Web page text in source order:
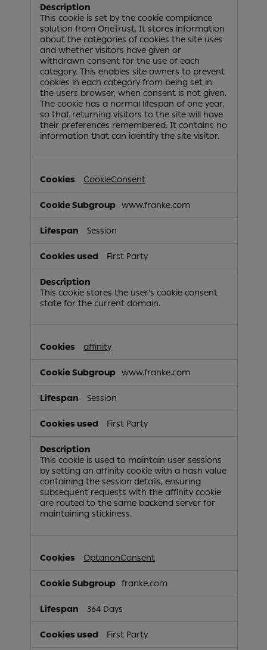
This cookie is set by the cookie compliance
solution from OneTrust. It stores information
about the categories of cookies the site uses
and whether visitors have given or
withdrawn consent for the use of each
category. This enables site owners to prevent
cookies in each category from being set in
the users browser, when consent is not given.
The cookie has a normal lifespan of one year,
so that returning visitors to the site will have
their preferences remembered. It contains no
information that can identify the site visitor.
CookieConsent
www.franke.com
Session
First Party
This cookie stores the user's cookie consent
state for the current domain.
affinity
www.franke.com
Session
First Party
This cookie is used to maintain user sessions
by setting an affinity cookie with a hash value
containing the session details, ensuring
subsequent requests with the affinity cookie
are routed to the same backend server for
maintaining stickiness.
OptanonConsent
franke.com
364 Days
First Party